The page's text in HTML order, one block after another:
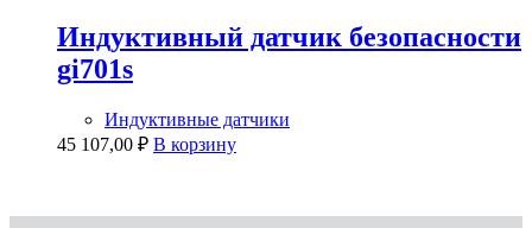
Индуктивный датчик безопасности
gi701s
Индуктивные датчики
45 107,00 ₽ В корзину